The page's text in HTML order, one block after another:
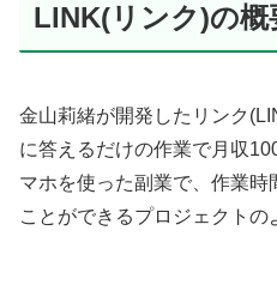
LINK(リンク)の概
金山莉緒が開発したリンク
に答えるだけの作業で月収
マホを使った副業で、作業
ことができるプロジェクトの